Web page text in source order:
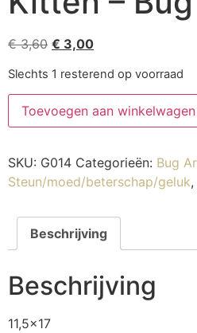
€3,60 € 3,00
Slechts 1 resterend op voorraad
Toevoegen aan winkelwagen
SKU: G014 Categorieën: Bug
Steun/moed/beterschap/geluk,
Beschrijving
Beschrijving
11,5×17